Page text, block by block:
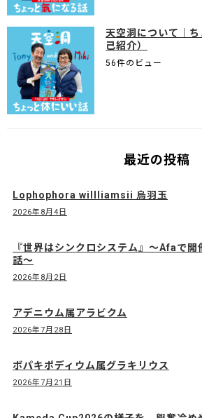
天空洞について｜
己紹介）
56件のビュー
最近の投稿
Lophophora willliamsii 烏羽玉
2026年8月4日
『世界はシンクロシステム』〜Afaで
話〜
2026年8月2日
アデニウム属アラビクム
2026年7月28日
ボパキポディウム属グラキリウス
2026年7月21日